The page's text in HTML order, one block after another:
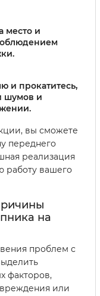
место и
и прокатитесь,
шумов и
вы сможете
переднего
реализация
работу вашего
на
проблем с
факторов,
или